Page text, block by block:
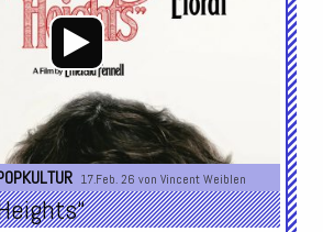
17.Feb. 26 von Vincent Weiblen